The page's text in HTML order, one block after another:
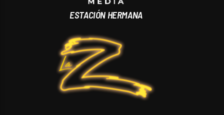
ESTACIÓN HERMANA